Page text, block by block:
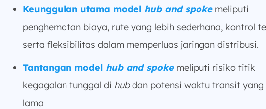
Keunggulan utama model hub and spokemeliputi
penghematan biaya, rute yang lebih sederhana, kontrol
serta fleksibilitas dalam memperluas jaringan distribusi.
Tantangan model hub and spokemeliputi risiko titik
kegagalan tunggal di hubdan potensi waktu transit yang
lama